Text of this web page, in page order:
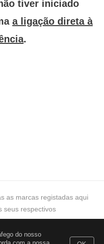
do nosso
tiver iniciado
a ligação direta à
.
as marcas registadas aqui
seus respectivos
, Termos de